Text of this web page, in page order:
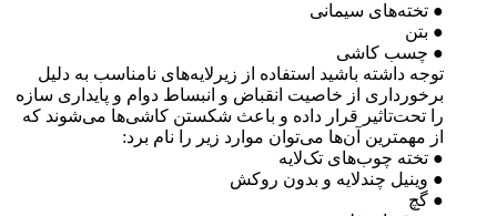
● تخته‌های سیمانی
● بتن
● چسب کاشی
توجه داشته باشید استفاده از زیرلایه‌های نامناسب به دلیل
برخورداری از خاصیت انقباض و انبساط دوام و پایداری سازه
را تحت‌تاثیر قرار داده و باعث شکستن کاشی‌ها می‌شوند که
از مهمترین آن‌ها می‌توان موارد زیر را نام برد:
● تخته چوب‌های تک‌لایه
● وینیل چندلایه و بدون روکش
● گچ